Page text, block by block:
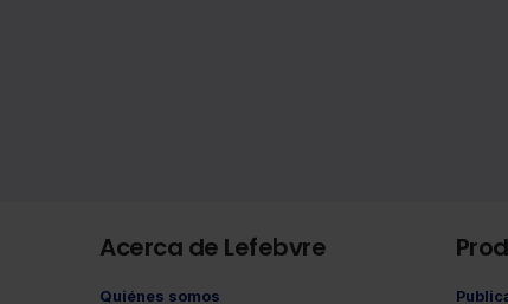
Acerca de Lefebvre
Quiénes somos